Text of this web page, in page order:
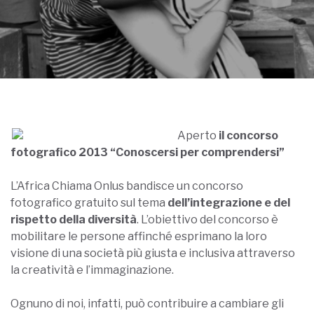
Aperto il concorso
fotografico 2013 “Conoscersi per comprendersi”
L’Africa Chiama Onlus bandisce un concorso
fotografico gratuito sul tema dell’integrazione e del
rispetto della diversità. L’obiettivo del concorso è
mobilitare le persone affinché esprimano la loro
visione di una società più giusta e inclusiva attraverso
la creatività e l’immaginazione.
Ognuno di noi, infatti, può contribuire a cambiare gli